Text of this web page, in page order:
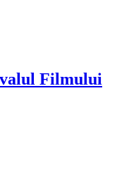
Filmului